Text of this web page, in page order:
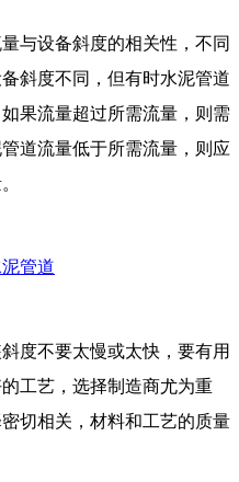
与设备斜度的相关性，不同
斜度不同，但有时水泥管道
果流量超过所需流量，则需
道流量低于所需流量，则应
不要太慢或太快，要有用
工艺，选择制造商尤为重
切相关，材料和工艺的质量